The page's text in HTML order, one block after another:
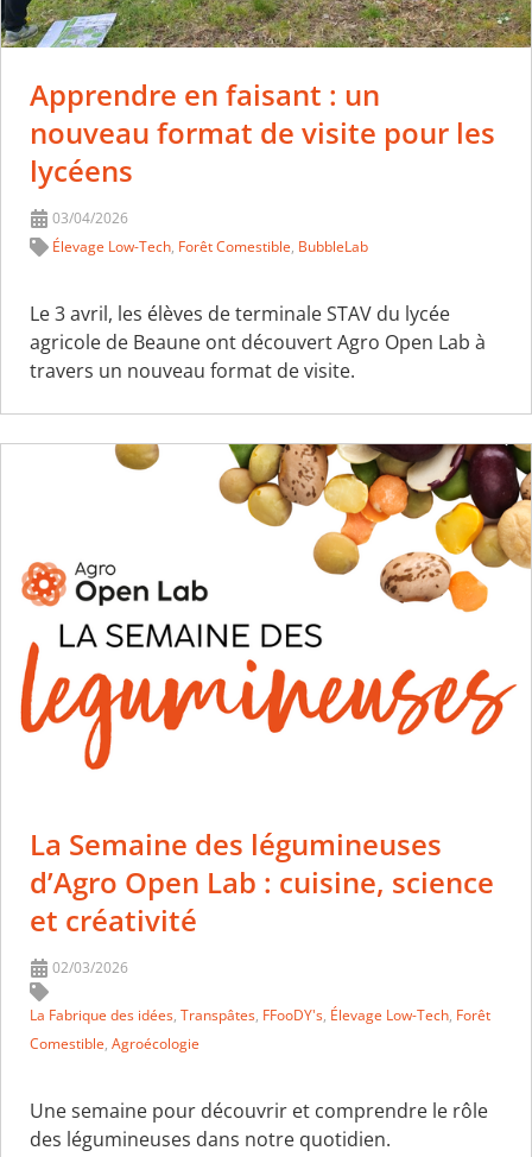
Apprendre en faisant : un
nouveau format de visite pour les
lycéens
03/04/2026
Élevage Low-Tech, Forêt Comestible, BubbleLab
Le 3 avril, les élèves de terminale STAV du lycée
agricole de Beaune ont découvert Agro Open Lab à
travers un nouveau format de visite.
La Semaine des légumineuses
d’Agro Open Lab : cuisine, science
et créativité
02/03/2026
La Fabrique des idées, Transpâtes, FFooDY's, Élevage Low-Tech, Forêt
Comestible, Agroécologie
Une semaine pour découvrir et comprendre le rôle
des légumineuses dans notre quotidien.